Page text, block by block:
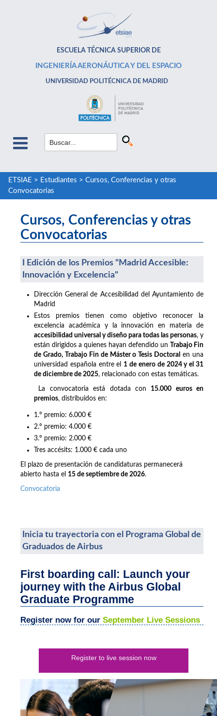
ESCUELA TÉCNICA SUPERIOR DE
INGENIERÍA AERONÁUTICA Y DEL ESPACIO
UNIVERSIDAD POLITÉCNICA DE MADRID
ETSIAE > Estudiantes > Cursos, Conferencias y otras
Convocatorias
Cursos, Conferencias y otras
Convocatorias
I Edición de los Premios "Madrid Accesible:
Innovación y Excelencia"
Dirección General de Accesibilidad del Ayuntamiento de
Madrid
Estos premios tienen como objetivo reconocer la
excelencia académica y la innovación en materia de
accesibilidad universal y diseño para todas las personas, y
están dirigidos a quienes hayan defendido un Trabajo Fin
de Grado, Trabajo Fin de Máster o Tesis Doctoral en una
universidad española entre el 1 de enero de 2024 y el 31
de diciembre de 2025, relacionado con estas temáticas.
La convocatoria está dotada con 15.000 euros en
premios, distribuidos en:
1.º premio: 6.000 €
2.º premio: 4.000 €
3.º premio: 2.000 €
Tres accésits: 1.000 € cada uno
El plazo de presentación de candidaturas permanecerá
abierto hasta el 15 de septiembre de 2026.
Convocatoria
Inicia tu trayectoria con el Programa Global de
Graduados de Airbus
First boarding call: Launch your
journey with the Airbus Global
Graduate Programme
Register now for our September Live Sessions
Register to live session now